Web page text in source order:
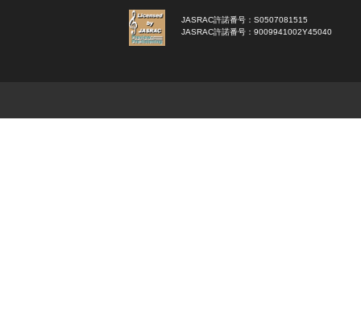
JASRAC許諾番号：S0507081515
JASRAC許諾番号：9009941002Y45040